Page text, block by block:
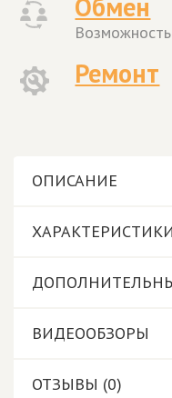
Ремонт
ОПИСАНИЕ
ХАРАКТЕРИСТИКИ
ВИДЕООБЗОРЫ
ОТЗЫВЫ (0)